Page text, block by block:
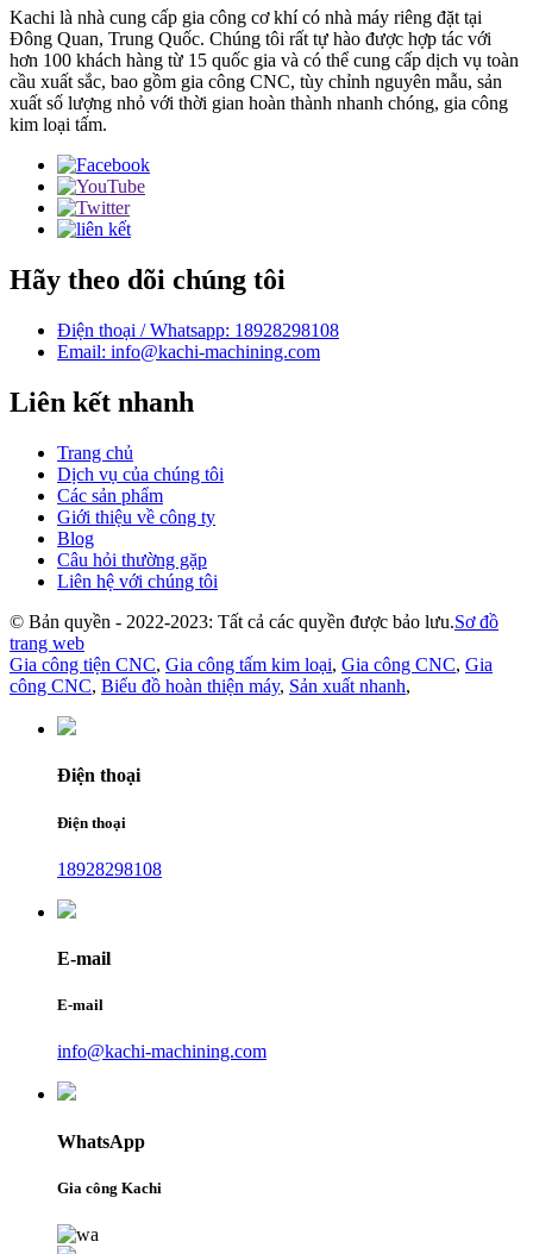
Kachi là nhà cung cấp gia công cơ khí có nhà máy riêng đặt tại
Đông Quan, Trung Quốc. Chúng tôi rất tự hào được hợp tác với
hơn 100 khách hàng từ 15 quốc gia và có thể cung cấp dịch vụ toàn
cầu xuất sắc, bao gồm gia công CNC, tùy chỉnh nguyên mẫu, sản
xuất số lượng nhỏ với thời gian hoàn thành nhanh chóng, gia công
kim loại tấm.
Hãy theo dõi chúng tôi
Điện thoại / Whatsapp: 18928298108
Email: info@kachi-machining.com
Liên kết nhanh
Trang chủ
Dịch vụ của chúng tôi
Các sản phẩm
Giới thiệu về công ty
Blog
Câu hỏi thường gặp
Liên hệ với chúng tôi
© Bản quyền - 2022-2023: Tất cả các quyền được bảo lưu.Sơ đồ
trang web
Gia công tiện CNC, Gia công tấm kim loại, Gia công CNC, Gia
công CNC, Biểu đồ hoàn thiện máy, Sản xuất nhanh,
Điện thoại
Điện thoại
18928298108
E-mail
E-mail
info@kachi-machining.com
WhatsApp
Gia công Kachi